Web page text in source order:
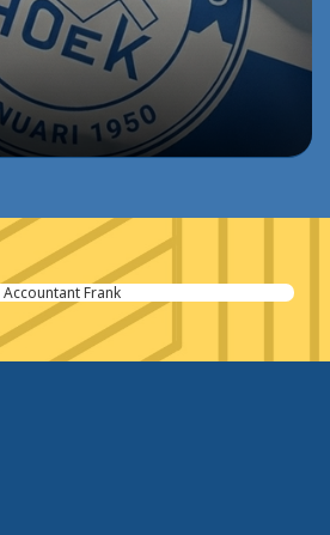
Accountant Frank